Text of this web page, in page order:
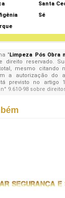
Santa
Sé
"Limpeza Pós Obra
direito reservado.
mesmo citando
a autorização do
previsto no artigo
9.610-98 sobre